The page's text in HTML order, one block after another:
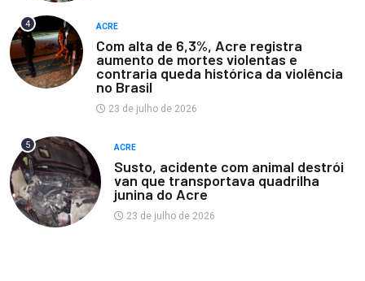
4 ACRE
Com alta de 6,3%, Acre registra
aumento de mortes violentas e
contraria queda histórica da violência
no Brasil
23 de julho de 2026
5 ACRE
Susto, acidente com animal destrói
van que transportava quadrilha
junina do Acre
23 de julho de 2026